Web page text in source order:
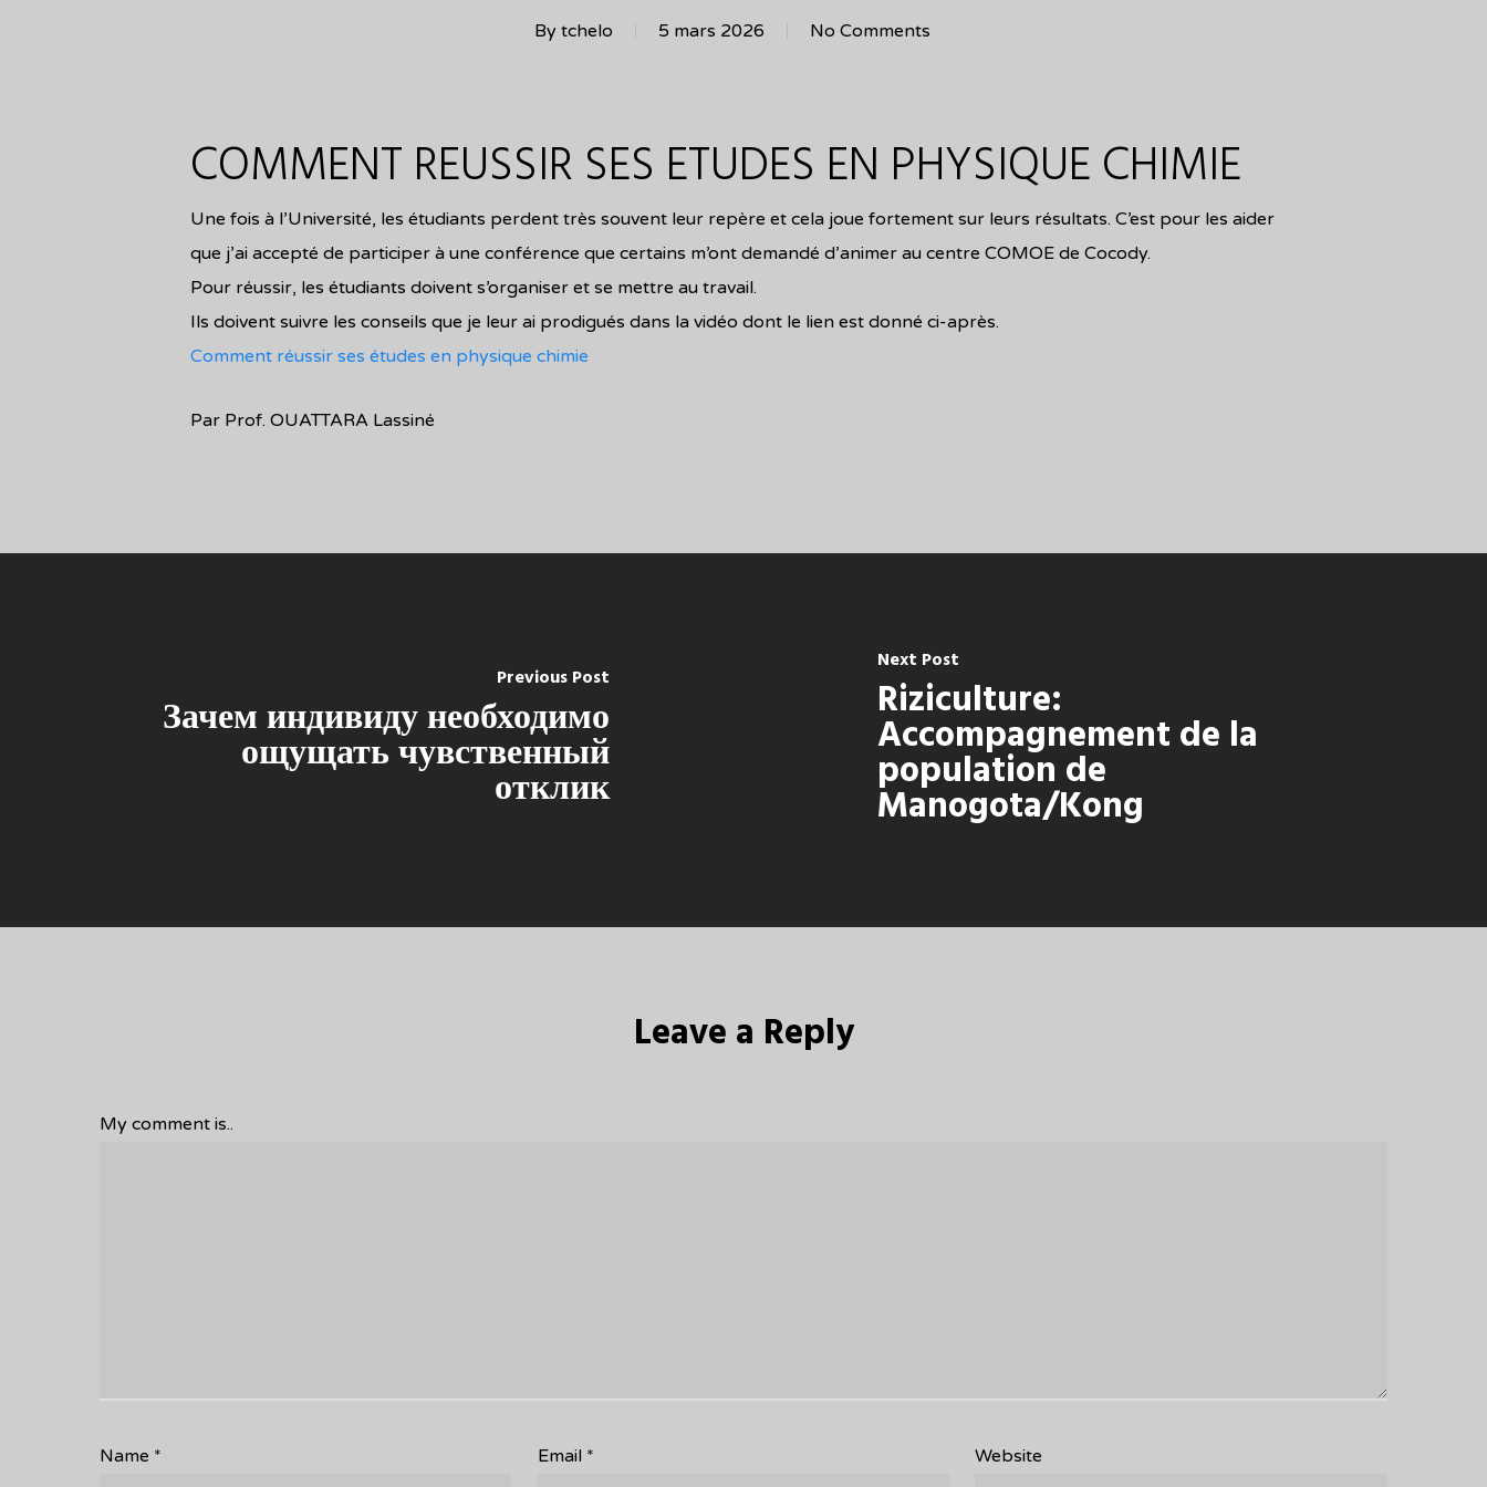
By tchelo 5 mars 2026 No Comments
COMMENT REUSSIR SES ETUDES EN PHYSIQUE CHIMIE
Une fois à l’Université, les étudiants perdent très souvent leur repère et cela joue fortement sur leurs résultats. C’est pour les aider
que j’ai accepté de participer à une conférence que certains m’ont demandé d’animer au centre COMOE de Cocody.
Pour réussir, les étudiants doivent s’organiser et se mettre au travail.
Ils doivent suivre les conseils que je leur ai prodigués dans la vidéo dont le lien est donné ci-après.
Comment réussir ses études en physique chimie
Par Prof. OUATTARA Lassiné
Previous Post
Зачем индивиду необходимо
ощущать чувственный
отклик
Next Post
Riziculture:
Accompagnement de la
population de
Manogota/Kong
Leave a Reply
My comment is..
Name * Email * Website